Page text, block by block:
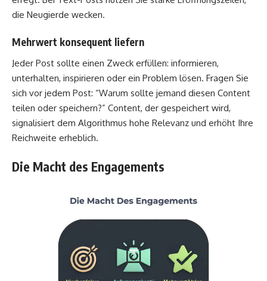
die Neugierde wecken.
Mehrwert konsequent liefern
Jeder Post sollte einen Zweck erfüllen: informieren,
unterhalten, inspirieren oder ein Problem lösen. Fragen Sie
sich vor jedem Post: “Warum sollte jemand diesen Content
teilen oder speichern?” Content, der gespeichert wird,
signalisiert dem Algorithmus hohe Relevanz und erhöht Ihre
Reichweite erheblich.
Die Macht des Engagements